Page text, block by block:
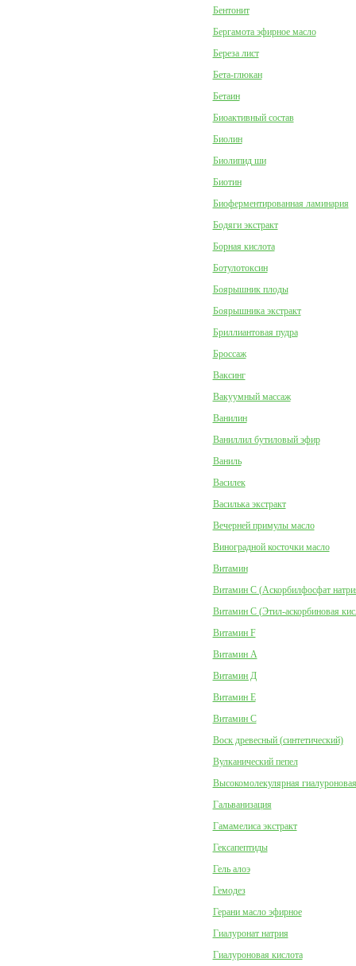
Бентонит
Бергамота эфирное масло
Береза лист
Бета-глюкан
Бетаин
Биоактивный состав
Биолин
Биолипид ши
Биотин
Биоферментированная ламинария
Бодяги экстракт
Борная кислота
Ботулотоксин
Боярышник плоды
Боярышника экстракт
Бриллиантовая пудра
Броссаж
Ваксинг
Вакуумный массаж
Ванилин
Ваниллил бутиловый эфир
Ваниль
Василек
Василька экстракт
Вечерней примулы масло
Виноградной косточки масло
Витамин
Витамин C (Аскорбилфосфат
Витамин C (Этил-аскорбиновая
Витамин F
Витамин А
Витамин Д
Витамин Е
Витамин С
Воск древесный (синтетический)
Вулканический пепел
Высокомолекулярная
Гальванизация
Гамамелиса экстракт
Гексапептиды
Гель алоэ
Гемодез
Герани масло эфирное
Гиалуронат натрия
Гиалуроновая кислота